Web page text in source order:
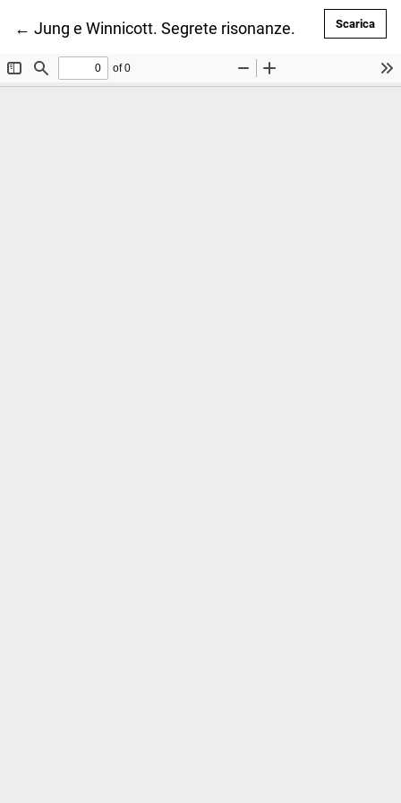
←Ritorna ai dettagli dell'articolo
Jung e Winnicott. Segrete risonanze. Riflessioni
Scarica